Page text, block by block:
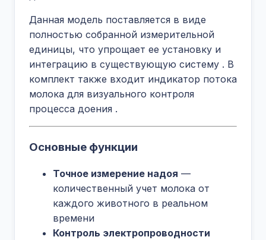
Данная модель поставляется в виде
полностью собранной измерительной
единицы, что упрощает ее установку и
интеграцию в существующую систему . В
комплект также входит индикатор потока
молока для визуального контроля
процесса доения .
Основные функции
Точное измерение надоя —
количественный учет молока от
каждого животного в реальном
времени
Контроль электропроводности